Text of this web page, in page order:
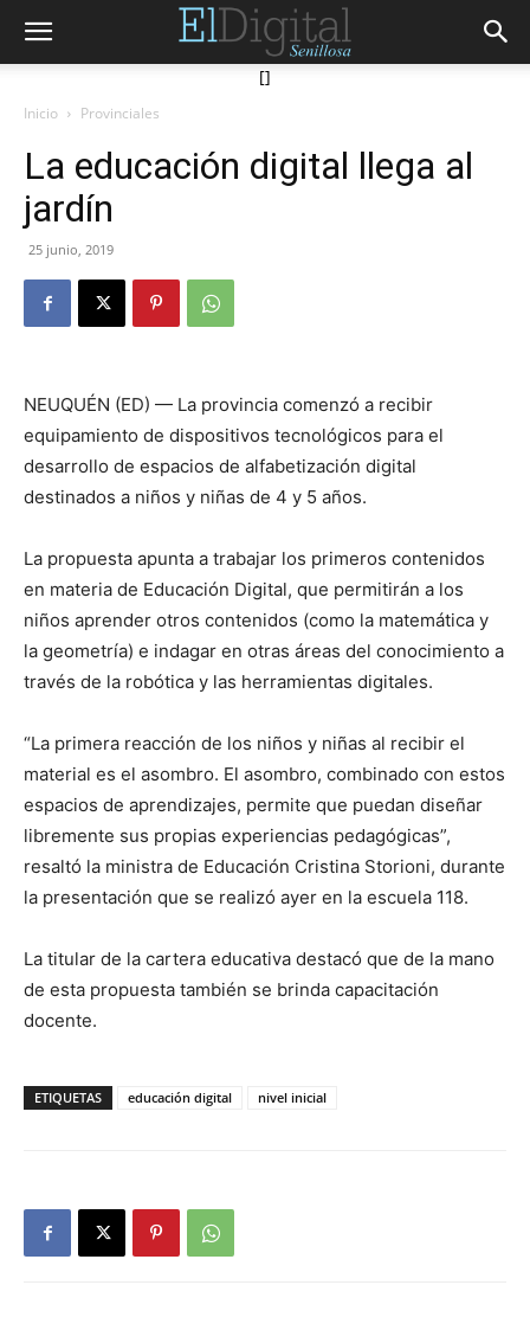
[]
Inicio Provinciales
La educación digital llega al
jardín
25 junio, 2019
NEUQUÉN (ED) — La provincia comenzó a recibir
equipamiento de dispositivos tecnológicos para el
desarrollo de espacios de alfabetización digital
destinados a niños y niñas de 4 y 5 años.
La propuesta apunta a trabajar los primeros contenidos
en materia de Educación Digital, que permitirán a los
niños aprender otros contenidos (como la matemática y
la geometría) e indagar en otras áreas del conocimiento a
través de la robótica y las herramientas digitales.
“La primera reacción de los niños y niñas al recibir el
material es el asombro. El asombro, combinado con estos
espacios de aprendizajes, permite que puedan diseñar
libremente sus propias experiencias pedagógicas”,
resaltó la ministra de Educación Cristina Storioni, durante
la presentación que se realizó ayer en la escuela 118.
La titular de la cartera educativa destacó que de la mano
de esta propuesta también se brinda capacitación
docente.
ETIQUETAS educación digital nivel inicial